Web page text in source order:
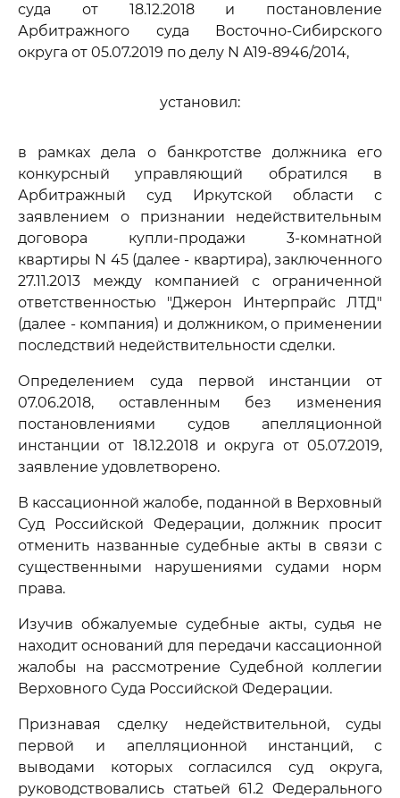
суда от 18.12.2018 и постановление
Арбитражного суда Восточно-Сибирского
округа от 05.07.2019 по делу N А19-8946/2014,
установил:
в рамках дела о банкротстве должника его
конкурсный управляющий обратился в
Арбитражный суд Иркутской области с
заявлением о признании недействительным
договора купли-продажи 3-комнатной
квартиры N 45 (далее - квартира), заключенного
27.11.2013 между компанией с ограниченной
ответственностью "Джерон Интерпрайс ЛТД"
(далее - компания) и должником, о применении
последствий недействительности сделки.
Определением суда первой инстанции от
07.06.2018, оставленным без изменения
постановлениями судов апелляционной
инстанции от 18.12.2018 и округа от 05.07.2019,
заявление удовлетворено.
В кассационной жалобе, поданной в Верховный
Суд Российской Федерации, должник просит
отменить названные судебные акты в связи с
существенными нарушениями судами норм
права.
Изучив обжалуемые судебные акты, судья не
находит оснований для передачи кассационной
жалобы на рассмотрение Судебной коллегии
Верховного Суда Российской Федерации.
Признавая сделку недействительной, суды
первой и апелляционной инстанций, с
выводами которых согласился суд округа,
руководствовались статьей 61.2 Федерального